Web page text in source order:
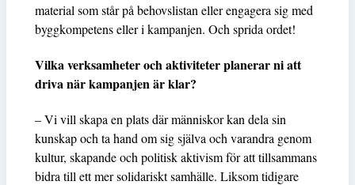
material som står på behovslistan eller engagera sig med
byggkompetens eller i kampanjen. Och sprida ordet!
Vilka verksamheter och aktiviteter planerar ni att
driva när kampanjen är klar?
– Vi vill skapa en plats där människor kan dela sin
kunskap och ta hand om sig själva och varandra genom
kultur, skapande och politisk aktivism för att tillsammans
bidra till ett mer solidariskt samhälle. Liksom tidigare